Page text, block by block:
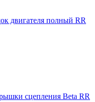
двигателя полный RR